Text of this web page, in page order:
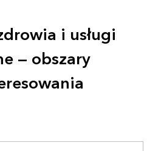
i usługi
— obszary